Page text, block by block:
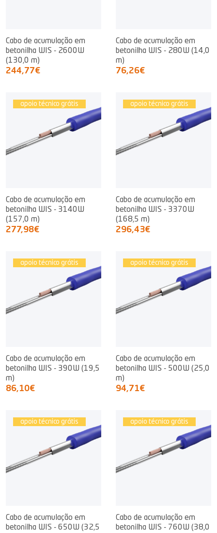
Cabo de acumulação em
betonilha WIS - 2600W
(130,0 m)
244,77€
Cabo de acumulação em
betonilha WIS - 280W (14,0
m)
76,26€
apoio técnico grátis
Cabo de acumulação em
betonilha WIS - 3140W
(157,0 m)
277,98€
apoio técnico grátis
Cabo de acumulação em
betonilha WIS - 3370W
(168,5 m)
296,43€
apoio técnico grátis
Cabo de acumulação em
betonilha WIS - 390W (19,5
m)
86,10€
apoio técnico grátis
Cabo de acumulação em
betonilha WIS - 500W (25,0
m)
94,71€
apoio técnico grátis
Cabo de acumulação em
betonilha WIS - 650W (32,5
apoio técnico grátis
Cabo de acumulação em
betonilha WIS - 760W (38,0